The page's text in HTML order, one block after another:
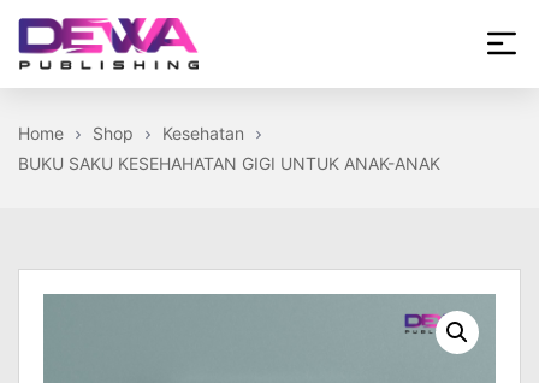
Skip
theDewa
Home
Shop
Kesehatan
BUKU SAKU KESEHAHATAN GIGI UNTUK ANAK-ANAK